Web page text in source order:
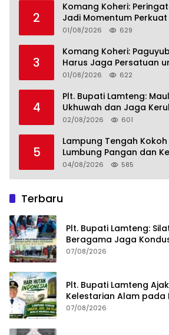
2
Komang Koheri:
Jadi Momentum
Lampung Tengah
01/08/2026 629
3
Komang Koheri:
Harus Jaga Persatuan
Lampung Tengah
01/08/2026 622
4
Plt. Bupati Lamteng:
Ukhuwah dan Jaga
02/08/2026 601
5
Lampung Tengah
Lumbung Pangan dan
Perkebunan Lampung,
04/08/2026 585
Terbaru
Plt. Bupati Lamteng:
Beragama Jaga
07/08/2026
Plt. Bupati Lamteng
Kelestarian Alam pada
Hutan Indonesia 2026
07/08/2026